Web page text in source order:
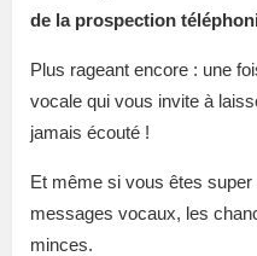
de la prospection
Plus rageant encore : une
vocale qui vous invite à
jamais écouté !
Et même si vous êtes
messages vocaux, les
minces.